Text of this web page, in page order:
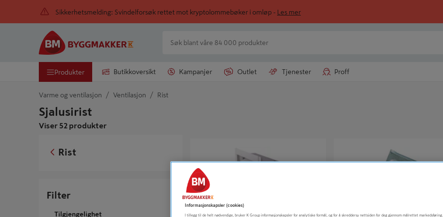
Sikkerhetsmelding: Svindelforsøk rettet mot kryptolommebøker i omløp - Les mer
Produkter Butikkoversikt Kampanjer Outlet Tjenester Proff
Varme og ventilasjon Ventilasjon Rist
Sjalusirist
Viser 52 produkter
Rist
Filter
Tilgjengelighet
Informasjonskapsler (cookies)
I tillegg til de helt nødvendige, bruker K Group informasjonskapsler for analytiske formål, og for å skreddersy nettsiden for deg gjennom målrettet